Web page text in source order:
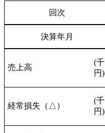
回次
決算年月
売上高
(千
円)
経常損失（△）
(千
円)